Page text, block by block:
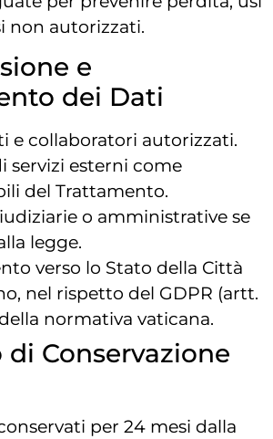
non autorizzati.
e
dei Dati
e collaboratori autorizzati.
servizi esterni come
del Trattamento.
o amministrative se
legge.
verso lo Stato della Città
nel rispetto del GDPR (artt.
normativa vaticana.
di Conservazione
per 24 mesi dalla